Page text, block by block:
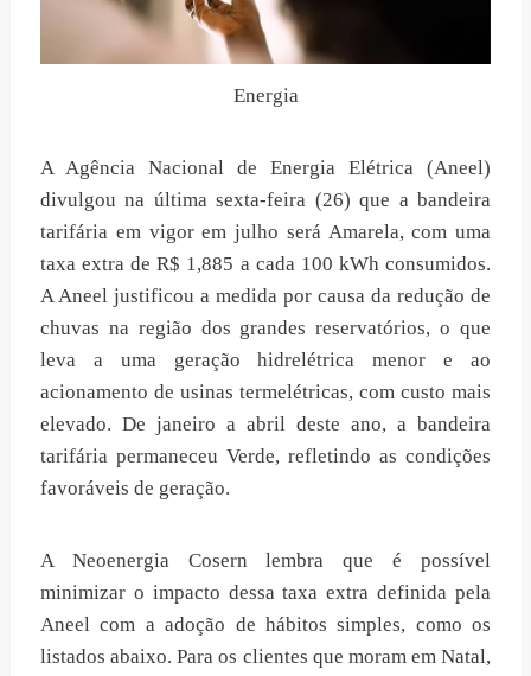
Energia
A Agência Nacional de Energia Elétrica (Aneel)
divulgou na última sexta-feira (26) que a bandeira
tarifária em vigor em julho será Amarela, com uma
taxa extra de R$ 1,885 a cada 100 kWh consumidos.
A Aneel justificou a medida por causa da redução de
chuvas na região dos grandes reservatórios, o que
leva a uma geração hidrelétrica menor e ao
acionamento de usinas termelétricas, com custo mais
elevado. De janeiro a abril deste ano, a bandeira
tarifária permaneceu Verde, refletindo as condições
favoráveis de geração.
A Neoenergia Cosern lembra que é possível
minimizar o impacto dessa taxa extra definida pela
Aneel com a adoção de hábitos simples, como os
listados abaixo. Para os clientes que moram em Natal,